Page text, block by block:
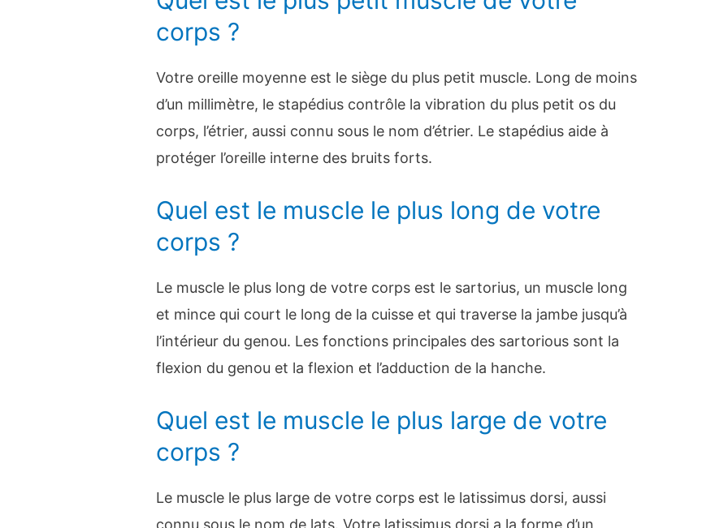
corps ?
Votre oreille moyenne est le siège du plus petit muscle. Long de moins
d’un millimètre, le stapédius contrôle la vibration du plus petit os du
corps, l’étrier, aussi connu sous le nom d’étrier. Le stapédius aide à
protéger l’oreille interne des bruits forts.
Quel est le muscle le plus long de votre
corps ?
Le muscle le plus long de votre corps est le sartorius, un muscle long
et mince qui court le long de la cuisse et qui traverse la jambe jusqu’à
l’intérieur du genou. Les fonctions principales des sartorious sont la
flexion du genou et la flexion et l’adduction de la hanche.
Quel est le muscle le plus large de votre
corps ?
Le muscle le plus large de votre corps est le latissimus dorsi, aussi
connu sous le nom de lats. Votre latissimus dorsi a la forme d’un